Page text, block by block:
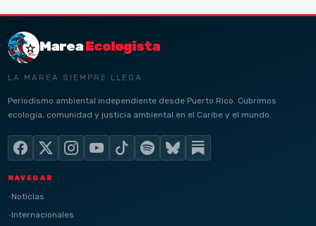
MareaEcologista
LA MAREA SIEMPRE LLEGA
Periodismo ambiental independiente desde Puerto Rico. Cubrimos
ecología, comunidad y justicia ambiental en el Caribe y el mundo.
NAVEGAR
Noticias
Internacionales